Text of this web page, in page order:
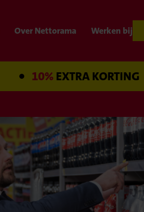
Over Nettorama Werken bij
10% EXTRA KORTING